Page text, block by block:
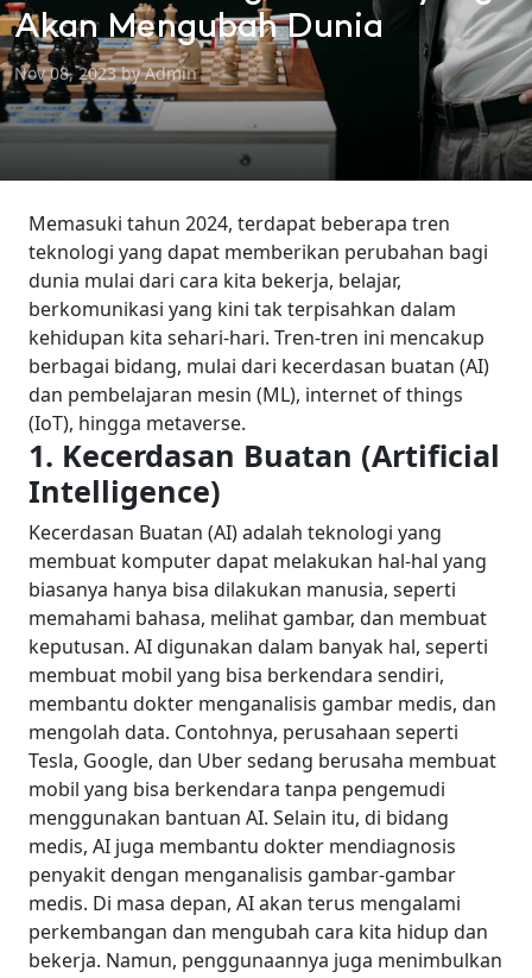
Akan Mengubah Dunia
Nov 08, 2023 by Admin
Memasuki tahun 2024, terdapat beberapa tren
teknologi yang dapat memberikan perubahan bagi
dunia mulai dari cara kita bekerja, belajar,
berkomunikasi yang kini tak terpisahkan dalam
kehidupan kita sehari-hari. Tren-tren ini mencakup
berbagai bidang, mulai dari kecerdasan buatan (AI)
dan pembelajaran mesin (ML), internet of things
(IoT), hingga metaverse.
1. Kecerdasan Buatan (Artificial
Intelligence)
Kecerdasan Buatan (AI) adalah teknologi yang
membuat komputer dapat melakukan hal-hal yang
biasanya hanya bisa dilakukan manusia, seperti
memahami bahasa, melihat gambar, dan membuat
keputusan. AI digunakan dalam banyak hal, seperti
membuat mobil yang bisa berkendara sendiri,
membantu dokter menganalisis gambar medis, dan
mengolah data. Contohnya, perusahaan seperti
Tesla, Google, dan Uber sedang berusaha membuat
mobil yang bisa berkendara tanpa pengemudi
menggunakan bantuan AI. Selain itu, di bidang
medis, AI juga membantu dokter mendiagnosis
penyakit dengan menganalisis gambar-gambar
medis. Di masa depan, AI akan terus mengalami
perkembangan dan mengubah cara kita hidup dan
bekerja. Namun, penggunaannya juga menimbulkan